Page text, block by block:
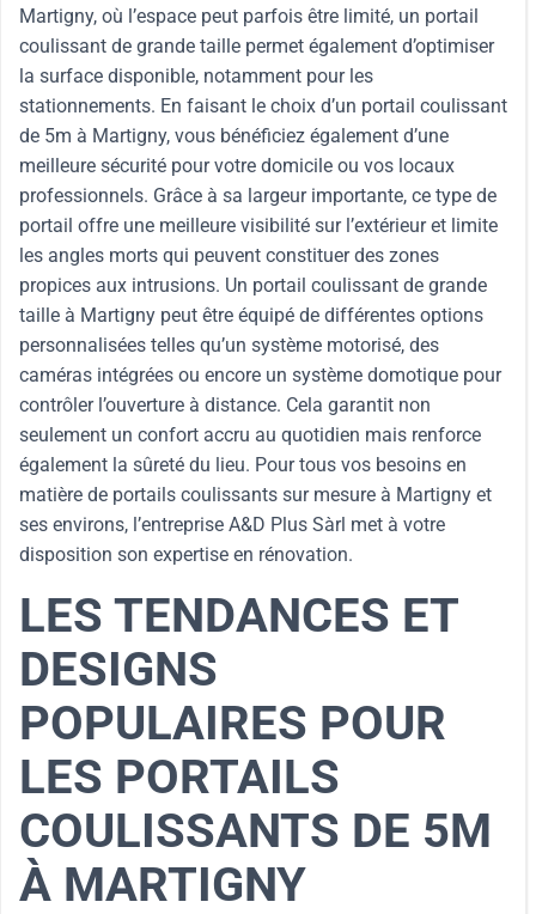
Martigny, où l’espace peut parfois être limité, un portail
coulissant de grande taille permet également d’optimiser
la surface disponible, notamment pour les
stationnements. En faisant le choix d’un portail coulissant
de 5m à Martigny, vous bénéficiez également d’une
meilleure sécurité pour votre domicile ou vos locaux
professionnels. Grâce à sa largeur importante, ce type de
portail offre une meilleure visibilité sur l’extérieur et limite
les angles morts qui peuvent constituer des zones
propices aux intrusions. Un portail coulissant de grande
taille à Martigny peut être équipé de différentes options
personnalisées telles qu’un système motorisé, des
caméras intégrées ou encore un système domotique pour
contrôler l’ouverture à distance. Cela garantit non
seulement un confort accru au quotidien mais renforce
également la sûreté du lieu. Pour tous vos besoins en
matière de portails coulissants sur mesure à Martigny et
ses environs, l’entreprise A&D Plus Sàrl met à votre
disposition son expertise en rénovation.
LES TENDANCES ET
DESIGNS
POPULAIRES POUR
LES PORTAILS
COULISSANTS DE 5M
À MARTIGNY